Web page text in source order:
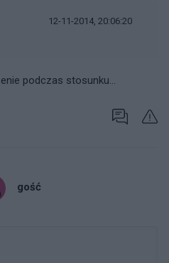
12-11-2014, 20:06:20
podczas stosunku...
gość